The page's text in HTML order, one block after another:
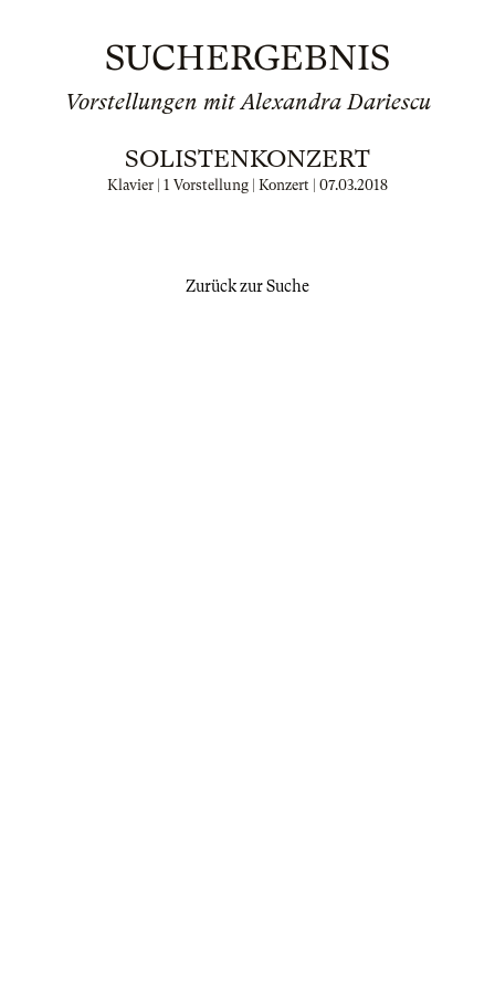
SUCHERGEBNIS
Vorstellungen mit Alexandra Dariescu
SOLISTENKONZERT
Klavier | 1 Vorstellung | Konzert | 07.03.2018
Zurück zur Suche